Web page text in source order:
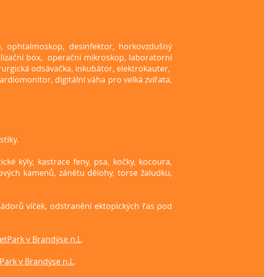
desinfektor, horkovzdušný
box, operační mikroskop, laboratorní
odsávačka, inkubátor, elektrokauter,
digitální váha pro velká zvířata,
kýly, kastrace feny, psa, kočky, kocoura,
kamenů, zánětu dělohy, torse žaludku,
víček, odstranění ektopických řas pod
v Brandýse n.L.
v Brandýse n.L.